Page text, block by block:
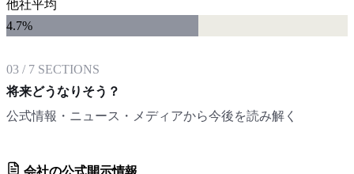
他社平均
4.7%
03 / 7 SECTIONS
将来どうなりそう？
公式情報・ニュース・メディアから今後を読み解く
会社の公式開示情報